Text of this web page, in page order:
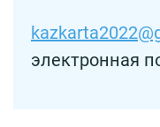
электронная